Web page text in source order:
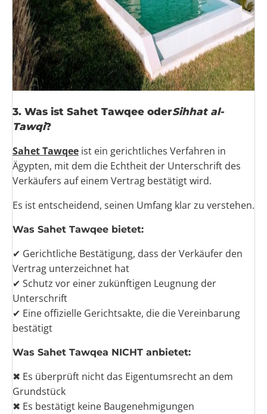
3. Was ist Sahet Tawqee oderSihhat al-
Tawqi?
Sahet Tawqee ist ein gerichtliches Verfahren in
Ägypten, mit dem die Echtheit der Unterschrift des
Verkäufers auf einem Vertrag bestätigt wird.
Es ist entscheidend, seinen Umfang klar zu verstehen.
Was Sahet Tawqee bietet:
✔ Gerichtliche Bestätigung, dass der Verkäufer den
Vertrag unterzeichnet hat
✔ Schutz vor einer zukünftigen Leugnung der
Unterschrift
✔ Eine offizielle Gerichtsakte, die die Vereinbarung
bestätigt
Was Sahet Tawqea NICHT anbietet:
✖ Es überprüft nicht das Eigentumsrecht an dem
Grundstück
✖ Es bestätigt keine Baugenehmigungen